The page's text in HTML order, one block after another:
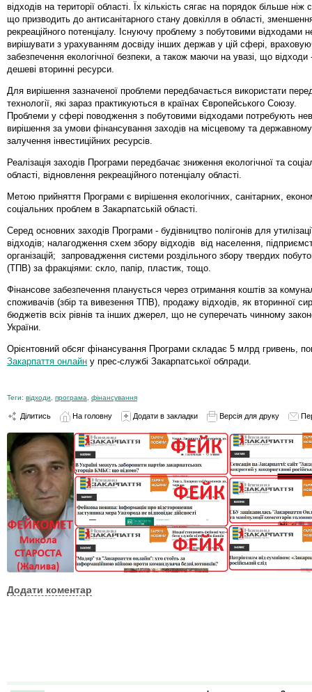
відходів на території області. Їх кількість сягає на порядок більше ніж
що призводить до антисанітарного стану довкілля в області,
рекреаційного потенціалу. Існуючу проблему з побутовими відходами
вирішувати з урахуванням досвіду інших держав у цій сфері,
забезпечення екологічної безпеки, а також маючи на увазі, що відходи
дешеві вторинні ресурси.
Для вирішення зазначеної проблеми передбачається використати
технології, які зараз практикуються в країнах Європейського Союзу.
Проблеми у сфері поводження з побутовими відходами потребують
вирішення за умови фінансування заходів на місцевому та
залучення інвестиційних ресурсів.
Реалізація заходів Програми передбачає зниження екологічної та
області, відновлення рекреаційного потенціалу області.
Метою прийняття Програми є вирішення екологічних, санітарних,
соціальних проблем в Закарпатській області.
Серед основних заходів Програми - будівництво полігонів для
відходів; налагодження схем збору відходів від населення,
організацій; запровадження системи роздільного збору твердих
(ТПВ) за фракціями: скло, папір, пластик, тощо.
Фінансове забезпечення планується через отримання коштів за
споживачів (збір та вивезення ТПВ), продажу відходів, як вторинної
бюджетів всіх рівнів та інших джерел, що не суперечать чинному
України.
Орієнтовний обсяг фінансування Програми складає 5 млрд гривень,
Закарпаття онлайн у прес-службі Закарпатської облради.
Теги: відходи програма фінансування
Ділитись На головну Додати в закладки Версія для друку
Додати коментар